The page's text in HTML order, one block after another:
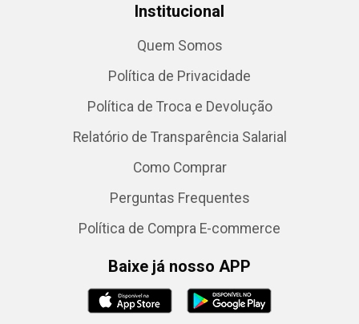
Institucional
Quem Somos
Política de Privacidade
Política de Troca e Devolução
Relatório de Transparência Salarial
Como Comprar
Perguntas Frequentes
Política de Compra E-commerce
Baixe já nosso APP